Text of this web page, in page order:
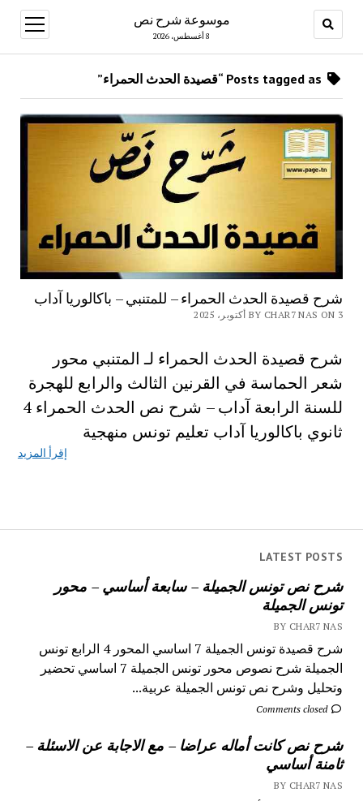
موسوعة شرح نص
8 أغسطس، 2026
open
menu
LATEST POSTS
شرح نص تونس الجميلة – سابعة أساسي – محور
تونس الجميلة
BY CHAR7 NAS
شرح قصيدة تونس الجميلة 7 اساسي المحور 4 الرابع تونس
الجميلة شرح نصوص محور تونس الجميلة 7 اساسي تحضير
وتحليل وشرح نص تونس الجميلة عربية...
Comments closed
شرح نص كانت أماله عراضا – مع الاجابة عن الاسئلة –
ثامنة أساسي
BY CHAR7 NAS
شرح قصيدة الحدث الحمراء – للمتنبي – باكالوريا آداب
BY CHAR7 NAS ON 3 أكتوبر، 2025
شرح قصيدة الحدث الحمراء لـ المتنبي محور
شعر الحماسة في القرنين الثالث والرابع للهجرة
للسنة الرابعة آداب – شرح نص الحدث الحمراء 4
ثانوي باكالوريا آداب تعليم تونس منهجية
إقرأ المزيد